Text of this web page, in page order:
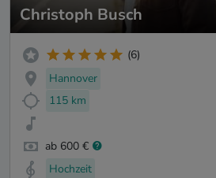
Christoph Busch
(6)
Hannover
115 km
ab 600 €
Hochzeit